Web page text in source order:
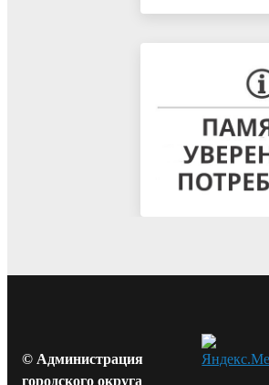
© Администрация
городского округа